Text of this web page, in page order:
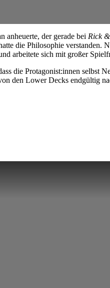
anheuerte, der gerade bei Rick
die Philosophie verstanden.
arbeitete sich mit großer
die Protagonist:innen selbst
den Lower Decks endgültig